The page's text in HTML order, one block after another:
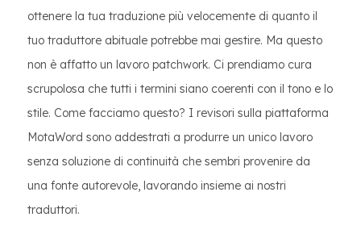
ottenere la tua traduzione più velocemente di quanto il
tuo traduttore abituale potrebbe mai gestire. Ma questo
non è affatto un lavoro patchwork. Ci prendiamo cura
scrupolosa che tutti i termini siano coerenti con il tono e lo
stile. Come facciamo questo? I revisori sulla piattaforma
MotaWord sono addestrati a produrre un unico lavoro
senza soluzione di continuità che sembri provenire da
una fonte autorevole, lavorando insieme ai nostri
traduttori.